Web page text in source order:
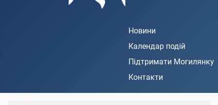
Новини
Календар подій
Підтримати Могилянку
Контакти